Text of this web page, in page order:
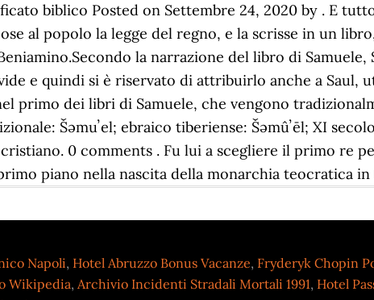
Napoli, Hotel Abruzzo Bonus Vacanze, Fryderyk Chopin
Wikipedia, Archivio Incidenti Stradali Mortali 1991, Hotel